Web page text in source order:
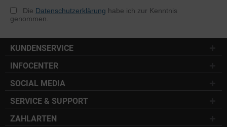
Die Datenschutzerklärung habe ich zur Kenntnis
genommen.
KUNDENSERVICE
INFOCENTER
SOCIAL MEDIA
SERVICE & SUPPORT
ZAHLARTEN